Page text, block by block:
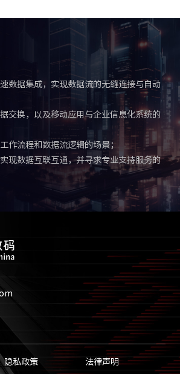
数据集成，实现数据流的无缝连接与自动
交换，以及移动应用与企业信息化系统的
作流程和数据流逻辑的场景；
现数据互联互通，并寻求专业支持服务的
隐私政策 法律声明